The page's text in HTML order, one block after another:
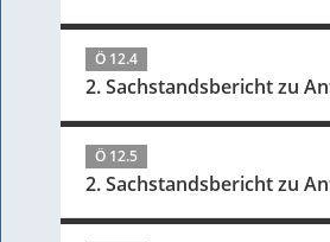
Ö 12.4
2. Sachstandsbericht zu
Ö 12.5
2. Sachstandsbericht zu